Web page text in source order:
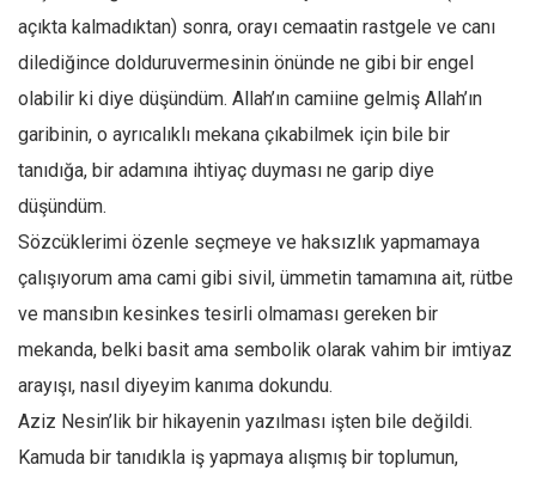
açıkta kalmadıktan) sonra, orayı cemaatin rastgele ve canı
dilediğince dolduruvermesinin önünde ne gibi bir engel
olabilir ki diye düşündüm. Allah’ın camiine gelmiş Allah’ın
garibinin, o ayrıcalıklı mekana çıkabilmek için bile bir
tanıdığa, bir adamına ihtiyaç duyması ne garip diye
düşündüm.
Sözcüklerimi özenle seçmeye ve haksızlık yapmamaya
çalışıyorum ama cami gibi sivil, ümmetin tamamına ait, rütbe
ve mansıbın kesinkes tesirli olmaması gereken bir
mekanda, belki basit ama sembolik olarak vahim bir imtiyaz
arayışı, nasıl diyeyim kanıma dokundu.
Aziz Nesin’lik bir hikayenin yazılması işten bile değildi.
Kamuda bir tanıdıkla iş yapmaya alışmış bir toplumun,